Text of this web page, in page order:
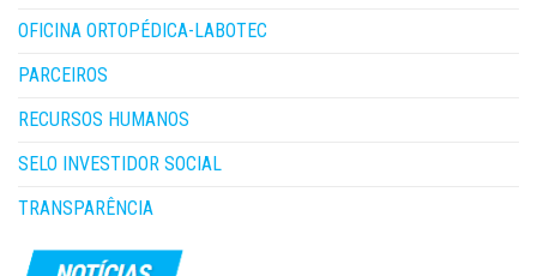
OFICINA ORTOPÉDICA-LABOTEC
PARCEIROS
RECURSOS HUMANOS
SELO INVESTIDOR SOCIAL
TRANSPARÊNCIA